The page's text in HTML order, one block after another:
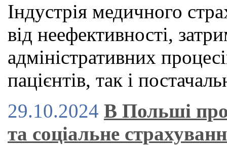
Індустрія медичного
від неефективності,
адміністративних
пацієнтів, так і
29.10.2024 В Польші
та соціальне